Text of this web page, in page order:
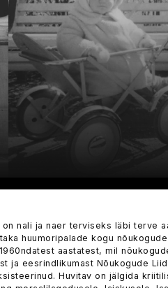
nali ja naer terviseks läbi terve
huumoripalade kogu
aastatest, mil
ja eesrindlikumast Nõukogude
Huvitav on jälgida